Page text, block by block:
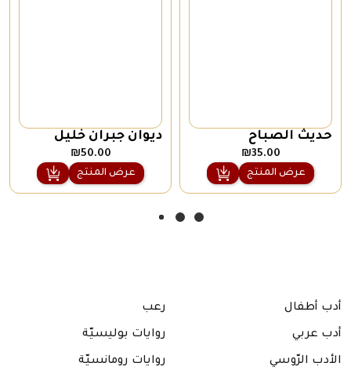
حديث الصباح
₪35.00
عرض المنتج
ديوان جبران خليل
₪50.00
عرض المنتج